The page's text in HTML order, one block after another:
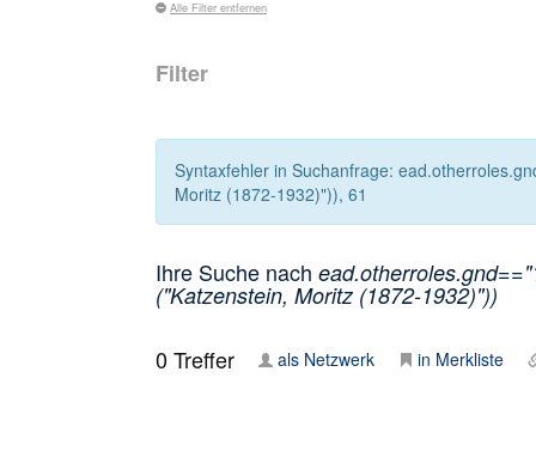
Alle Filter entfernen
Filter
Syntaxfehler in Suchanfrage:
Moritz (1872-1932)")), 61
Ihre Suche nach
("Katzenstein, Moritz (1872-1932)"))
0Treffer als Netzwerk in Merkliste